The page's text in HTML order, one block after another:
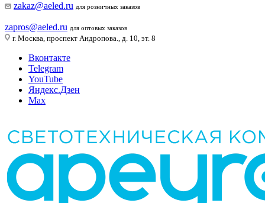
zakaz@aeled.ru для розничных заказов
zapros@aeled.ru для оптовых заказов
г. Москва, проспект Андропова., д. 10, эт. 8
Вконтакте
Telegram
YouTube
Яндекс.Дзен
Max